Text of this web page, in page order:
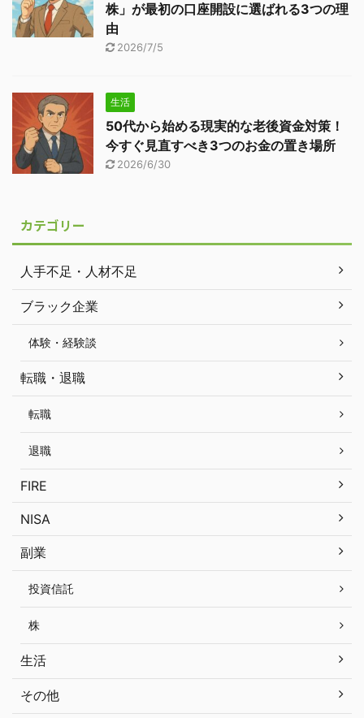
株」が最初の口座開設に選ばれる3つの理
由
2026/7/5
生活
50代から始める現実的な老後資金対策！
今すぐ見直すべき3つのお金の置き場所
2026/6/30
カテゴリー
人手不足・人材不足
ブラック企業
体験・経験談
転職・退職
転職
退職
FIRE
NISA
副業
投資信託
株
生活
その他